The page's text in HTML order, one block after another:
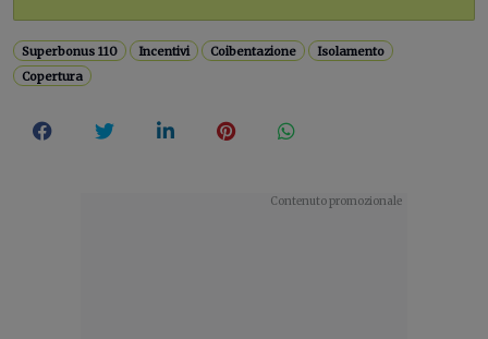
Superbonus 110 Incentivi Coibentazione
Isolamento
Copertura